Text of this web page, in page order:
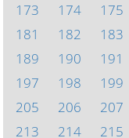
173
174 175
181
182 183
189
190 191
197
198 199
205
206 207
213
214 215